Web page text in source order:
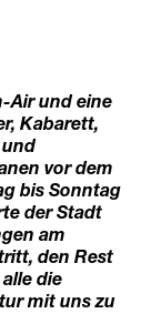
Air und eine
Kabarett,
und
vor dem
bis Sonntag
der Stadt
am
den Rest
die
mit uns zu